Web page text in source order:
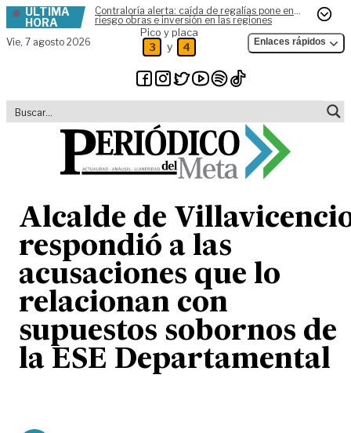
Skip to content
ÚLTIMA
HORA
Contraloría alerta: caída de regalías pone en
riesgo obras e inversión en las regiones
Vie, 7 agosto 2026
Pico y placa
3 y 4 Enlaces rápidos
Alcalde de
respondió a las
acusaciones que lo
relacionan con
supuestos sobornos de
la ESE Departamental